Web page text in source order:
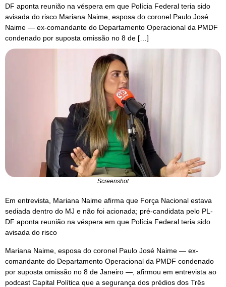
DF aponta reunião na véspera em que Polícia Federal teria sido
avisada do risco Mariana Naime, esposa do coronel Paulo José
Naime — ex-comandante do Departamento Operacional da PMDF
condenado por suposta omissão no 8 de […]
Screenshot
Em entrevista, Mariana Naime afirma que Força Nacional estava
sediada dentro do MJ e não foi acionada; pré-candidata pelo PL-
DF aponta reunião na véspera em que Polícia Federal teria sido
avisada do risco
Mariana Naime, esposa do coronel Paulo José Naime — ex-
comandante do Departamento Operacional da PMDF condenado
por suposta omissão no 8 de Janeiro —, afirmou em entrevista ao
podcast Capital Política que a segurança dos prédios dos Três